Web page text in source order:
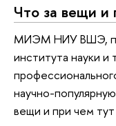
Что за вещи и
МИЭМ НИУ ВШЭ,
института науки и
научно-
вещи и при чем